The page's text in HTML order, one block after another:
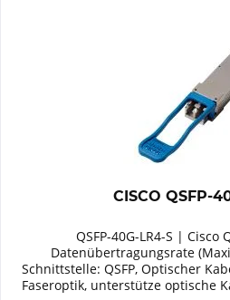
CISCO QSFP-
QSFP-40G-LR4-S | Cisco
Datenübertragungsrate
Schnittstelle: QSFP, Optischer
Faseroptik, unterstütze optische